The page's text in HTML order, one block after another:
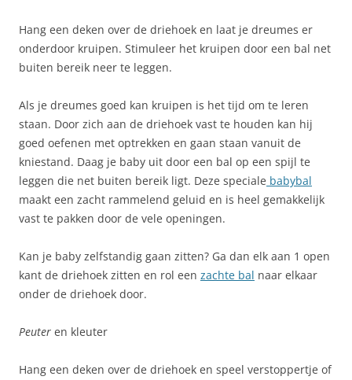
Hang een deken over de driehoek en laat je dreumes er
onderdoor kruipen. Stimuleer het kruipen door een bal net
buiten bereik neer te leggen.
Als je dreumes goed kan kruipen is het tijd om te leren
staan. Door zich aan de driehoek vast te houden kan hij
goed oefenen met optrekken en gaan staan vanuit de
kniestand. Daag je baby uit door een bal op een spijl te
leggen die net buiten bereik ligt. Deze speciale babybal
maakt een zacht rammelend geluid en is heel gemakkelijk
vast te pakken door de vele openingen.
Kan je baby zelfstandig gaan zitten? Ga dan elk aan 1 open
kant de driehoek zitten en rol een zachte bal naar elkaar
onder de driehoek door.
Peuter en kleuter
Hang een deken over de driehoek en speel verstoppertje of